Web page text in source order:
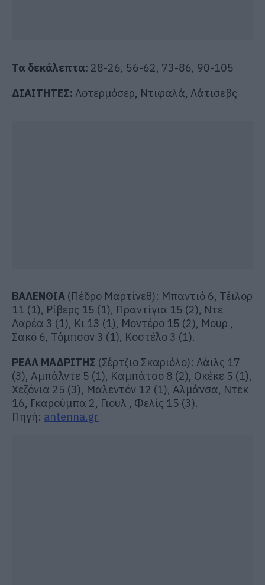
Τα δεκάλεπτα: 28-26, 56-62, 73-86, 90-105
ΔΙΑΙΤΗΤΕΣ: Λοτερμόσερ, Ντιφαλά, Λάτισεβς
ΒΑΛΕΝΘΙΑ (Πέδρο Μαρτίνεθ): Μπαντιό 6, Τέιλορ
11 (1), Ρίβερς 15 (1), Πραντίγια 15 (2), Ντε
Λαρέα 3 (1), Κι 13 (1), Μοντέρο 15 (2), Μουρ ,
Σακό 6, Τόμπσον 3 (1), Κοστέλο 3 (1).
ΡΕΑΛ ΜΑΔΡΙΤΗΣ (Σέρτζιο Σκαριόλο): Λάιλς 17
(3), Αμπάλντε 5 (1), Καμπάτσο 8 (2), Οκέκε 5 (1),
Χεζόνια 25 (3), Μαλεντόν 12 (1), Αλμάνσα, Ντεκ
16, Γκαρούμπα 2, Γιουλ , Φελίς 15 (3).
Πηγή: antenna.gr